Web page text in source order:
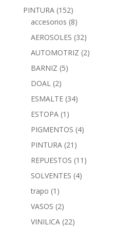
PINTURA (152)
accesorios (8)
AEROSOLES (32)
AUTOMOTRIZ (2)
BARNIZ (5)
DOAL (2)
ESMALTE (34)
ESTOPA (1)
PIGMENTOS (4)
PINTURA (21)
REPUESTOS (11)
SOLVENTES (4)
trapo (1)
VASOS (2)
VINILICA (22)